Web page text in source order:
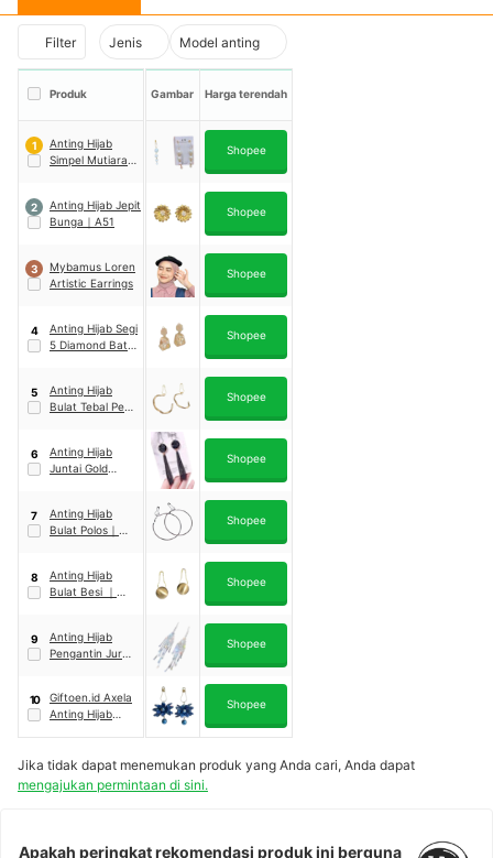
Filter Jenis Model anting
Produk Gambar Harga terendah
1
Anting Hijab
Simpel Mutiara
Shopee
2
Anting Hijab Jepit
Bunga ｜ A51
Shopee
3
Mybamus Loren
Artistic Earrings
Shopee
4
Anting Hijab Segi
5 Diamond Batu
Shopee
5
Anting Hijab
Bulat Tebal Peniti
Shopee
6
Anting Hijab
Juntai Gold
Shopee
7
Anting Hijab
Bulat Polos ｜
Shopee
8
Anting Hijab
Bulat Besi ｜
Shopee
9
Anting Hijab
Pengantin Jurai
Shopee
10
Giftoen.id Axela
Anting Hijab
Shopee
Jika tidak dapat menemukan produk yang Anda cari, Anda dapat
mengajukan permintaan di sini.
Apakah peringkat rekomendasi produk ini berguna